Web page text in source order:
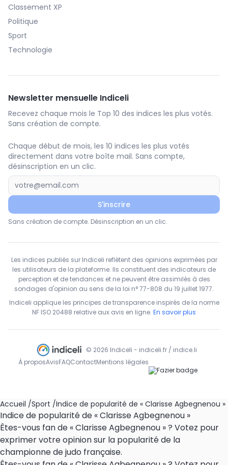
Classement XP
Politique
Sport
Technologie
Newsletter mensuelle Indiceli
Recevez chaque mois le Top 10 des indices les plus votés.
Sans création de compte.
Chaque début de mois, les 10 indices les plus votés
directement dans votre boîte mail. Sans compte,
désinscription en un clic.
S'inscrire
Sans création de compte. Désinscription en un clic.
Les indices publiés sur Indiceli reflètent des opinions exprimées par
les utilisateurs de la plateforme. Ils constituent des indicateurs de
perception et de tendances et ne peuvent être assimilés à des
sondages d'opinion au sens de la loi n° 77-808 du 19 juillet 1977.
Indiceli applique les principes de transparence inspirés de la norme
NF ISO 20488 relative aux avis en ligne. En savoir plus
© 2026 Indiceli - indiceli.fr / indice.li
À proposAvisFAQContactMentions légales
Accueil /Sport /Indice de popularité de « Clarisse Agbegnenou »
Indice de popularité de « Clarisse Agbegnenou »
Êtes-vous fan de « Clarisse Agbegnenou » ? Votez pour
exprimer votre opinion sur la popularité de la
championne de judo française.